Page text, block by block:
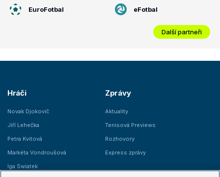
EuroFotbal eFotbal
Další partneři
Hráči
Novak Djokovič
Jiří Lehečka
Petra Kvitová
Markéta Vondroušová
Iga Swiatek
Zprávy
Aktuality
Tenisová Previews
Rozhovory
Express zprávy